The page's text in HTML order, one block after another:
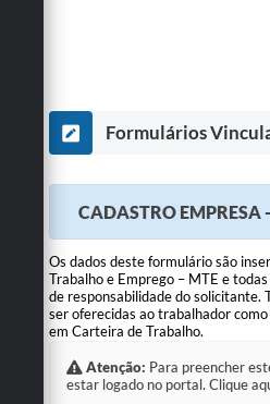
Formulários
CADASTRO EMPRESA
Os dados deste formulário são
Trabalho e Emprego – MTE e
de responsabilidade do solicitante.
ser oferecidas ao trabalhador
em Carteira de Trabalho.
Atenção: Para preencher
estar logado no portal. Clique